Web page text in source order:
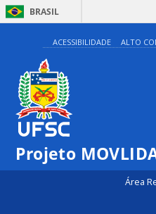
BRASIL
ACESSIBILIDADE ALTO
Projeto
Área